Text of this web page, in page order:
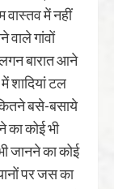
वास्‍तव में नहीं
वाले गांवों
बारात आने
शादियां टल
बसे-बसाये
का कोई भी
जानने का कोई
पर जस का